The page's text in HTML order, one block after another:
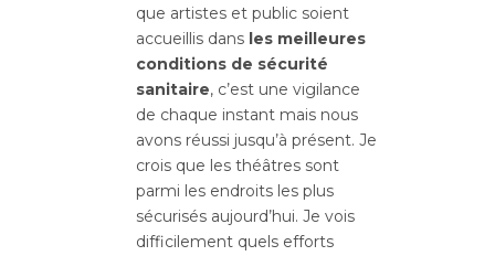
que artistes et public soient
accueillis dans les meilleures
conditions de sécurité
sanitaire, c’est une vigilance
de chaque instant mais nous
avons réussi jusqu’à présent. Je
crois que les théâtres sont
parmi les endroits les plus
sécurisés aujourd’hui. Je vois
difficilement quels efforts